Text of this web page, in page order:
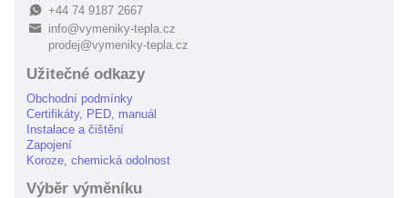
E+44 74 9187 2667
B
info@vymeniky-tepla.cz
prodej@vymeniky-tepla.cz
Užitečné odkazy
Obchodní podmínky
Certifikáty, PED, manuál
Instalace a čištění
Zapojení
Koroze, chemická odolnost
Výběr výměníku